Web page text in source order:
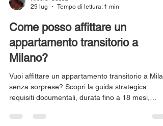
Nicolo' Sessa
29 lug
Tempo di lettura: 1 min
Come posso affittare un